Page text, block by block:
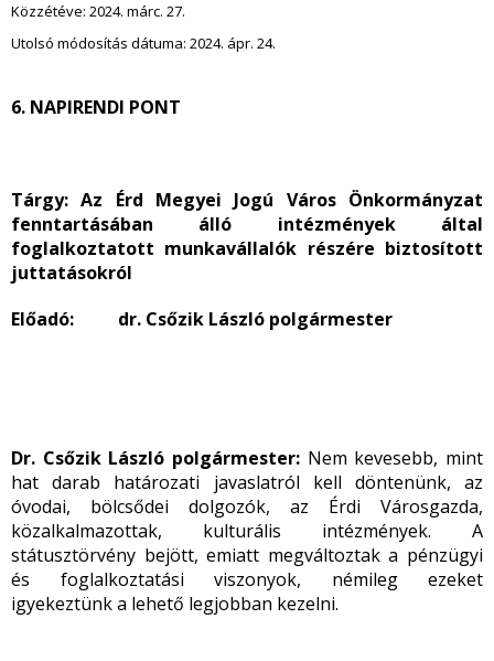
Közzétéve: 2024. márc. 27.
Utolsó módosítás dátuma: 2024. ápr. 24.
6. NAPIRENDI PONT
Tárgy: Az Érd Megyei Jogú Város Önkormányzat
fenntartásában álló intézmények által
foglalkoztatott munkavállalók részére biztosított
juttatásokról
Előadó: dr. Csőzik László polgármester
Dr. Csőzik László polgármester: Nem kevesebb, mint
hat darab határozati javaslatról kell döntenünk, az
óvodai, bölcsődei dolgozók, az Érdi Városgazda,
közalkalmazottak, kulturális intézmények. A
státusztörvény bejött, emiatt megváltoztak a pénzügyi
és foglalkoztatási viszonyok, némileg ezeket
igyekeztünk a lehető legjobban kezelni.